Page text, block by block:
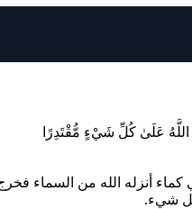
كماء أنزله الله من السماء
كل شيء.